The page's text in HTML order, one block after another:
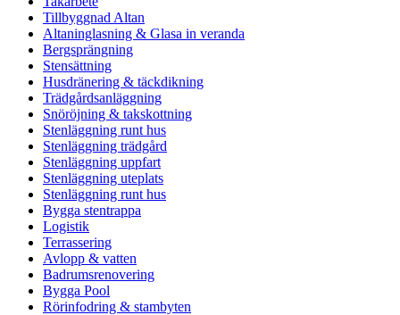
Tillbyggnad Altan
Altaninglasning & Glasa in veranda
Bergsprängning
Stensättning
Husdränering & täckdikning
Trädgårdsanläggning
Snöröjning & takskottning
Stenläggning runt hus
Stenläggning trädgård
Stenläggning uppfart
Stenläggning uteplats
Stenläggning runt hus
Bygga stentrappa
Logistik
Terrassering
Avlopp & vatten
Badrumsrenovering
Bygga Pool
Rörinfodring & stambyten